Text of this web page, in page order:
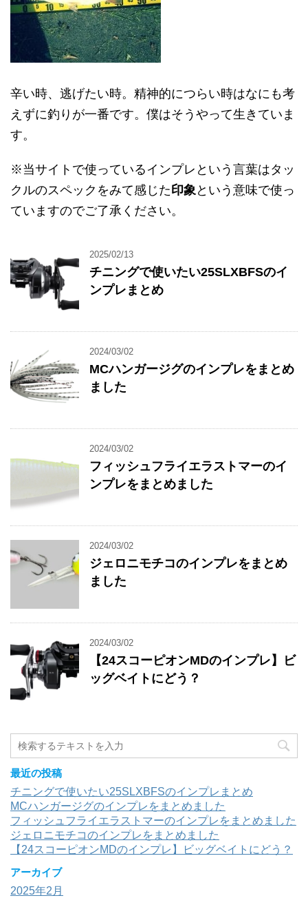
辛い時、逃げたい時。精神的につらい時はなにも考
えずに釣りが一番です。僕はそうやって生きていま
す。
※当サイトで使っているインプレという言葉はタッ
クルのスペックをみて感じた印象 という意味で使っ
ていますのでご了承ください。
2025/02/13
チニングで使いたい25SLXBFSのイ
ンプレまとめ
2024/03/02
MCハンガージグのインプレをまとめ
ました
2024/03/02
フィッシュフライエラストマーのイ
ンプレをまとめました
2024/03/02
ジェロニモチコのインプレをまとめ
ました
2024/03/02
【24スコーピオンMDのインプレ】ビ
ッグベイトにどう？
最近の投稿
チニングで使いたい25SLXBFSのインプレまとめ
MCハンガージグのインプレをまとめました
フィッシュフライエラストマーのインプレをまとめました
ジェロニモチコのインプレをまとめました
【24スコーピオンMDのインプレ】ビッグベイトにどう？
アーカイブ
2025年2月